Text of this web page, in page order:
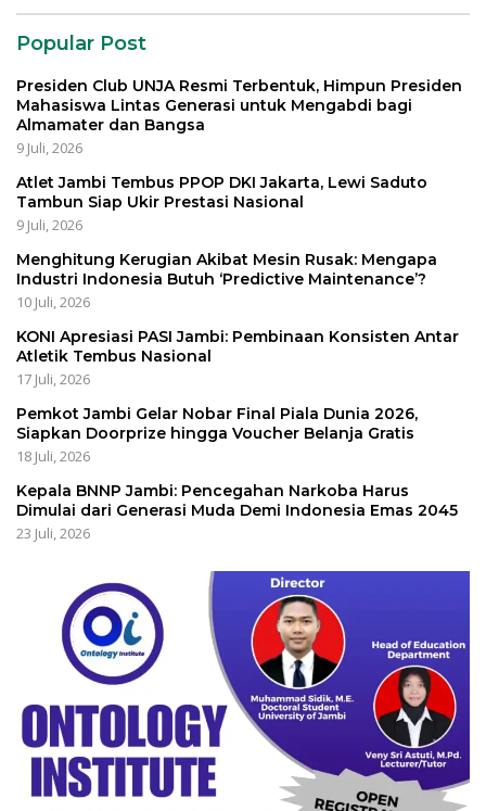
Popular Post
Presiden Club UNJA Resmi Terbentuk, Himpun Presiden
Mahasiswa Lintas Generasi untuk Mengabdi bagi
Almamater dan Bangsa
9 Juli, 2026
Atlet Jambi Tembus PPOP DKI Jakarta, Lewi Saduto
Tambun Siap Ukir Prestasi Nasional
9 Juli, 2026
Menghitung Kerugian Akibat Mesin Rusak: Mengapa
Industri Indonesia Butuh ‘Predictive Maintenance’?
10 Juli, 2026
KONI Apresiasi PASI Jambi: Pembinaan Konsisten Antar
Atletik Tembus Nasional
17 Juli, 2026
Pemkot Jambi Gelar Nobar Final Piala Dunia 2026,
Siapkan Doorprize hingga Voucher Belanja Gratis
18 Juli, 2026
Kepala BNNP Jambi: Pencegahan Narkoba Harus
Dimulai dari Generasi Muda Demi Indonesia Emas 2045
23 Juli, 2026